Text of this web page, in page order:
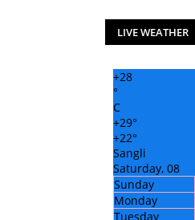
LIVE WEATHER
+28
°
C
+29°
+22°
Sangli
Saturday, 08
Sunday
Monday
Tuesday